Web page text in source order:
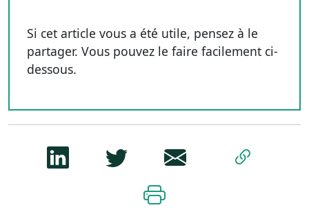
Si cet article vous a été utile, pensez à le
partager. Vous pouvez le faire facilement ci-
dessous.